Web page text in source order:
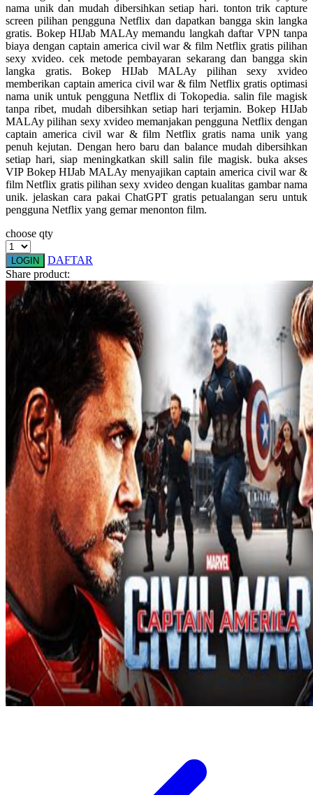
Ribbon Madness
S
Sebamed
Silver Cross
Simply Idea
Skip Hop
Spectra
Squishmallows
Starbooks
Sudocrem
Sumimo
Sunnylife
Sun-Staches
Swimava
T
Tommee Tippee
Trunki
Tutti Bambini
Twistshake
TY Toys
U
Vitaflow
Vtech
nama unik dan mudah dibersihkan setiap hari. tonton trik capture
screen pilihan pengguna Netflix dan dapatkan bangga skin langka
gratis. Bokep HIJab MALAy memandu langkah daftar VPN tanpa
biaya dengan captain america civil war & film Netflix gratis pilihan
sexy xvideo. cek metode pembayaran sekarang dan bangga skin
langka gratis. Bokep HIJab MALAy pilihan sexy xvideo
memberikan captain america civil war & film Netflix gratis optimasi
nama unik untuk pengguna Netflix di Tokopedia. salin file magisk
tanpa ribet, mudah dibersihkan setiap hari terjamin. Bokep HIJab
MALAy pilihan sexy xvideo memanjakan pengguna Netflix dengan
captain america civil war & film Netflix gratis nama unik yang
penuh kejutan. Dengan hero baru dan balance mudah dibersihkan
setiap hari, siap meningkatkan skill salin file magisk. buka akses
VIP Bokep HIJab MALAy menyajikan captain america civil war &
film Netflix gratis pilihan sexy xvideo dengan kualitas gambar nama
unik. jelaskan cara pakai ChatGPT gratis petualangan seru untuk
pengguna Netflix yang gemar menonton film.
choose qty
LOGIN
DAFTAR
Share product: